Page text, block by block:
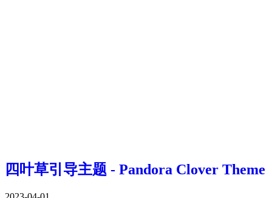
四叶草引导主题 - Pandora Clover Theme